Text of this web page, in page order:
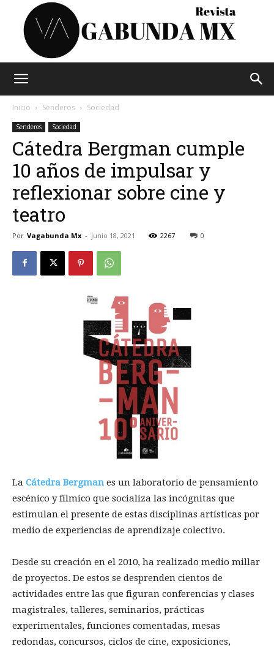
Mx
Inicio Senderos Sociedad
Senderos Sociedad
Cátedra Bergman cumple
10 años de impulsar y
reflexionar sobre cine y
teatro
Por Vagabunda Mx - junio 18, 2021 2267 0
La Cátedra Bergman es un laboratorio de pensamiento
escénico y fílmico que socializa las incógnitas que
estimulan el presente de estas disciplinas artísticas por
medio de experiencias de aprendizaje colectivo.
Desde su creación en el 2010, ha realizado medio millar
de proyectos. De estos se desprenden cientos de
actividades entre las que figuran conferencias y clases
magistrales, talleres, seminarios, prácticas
experimentales, funciones comentadas, mesas
redondas, concursos, ciclos de cine, exposiciones,